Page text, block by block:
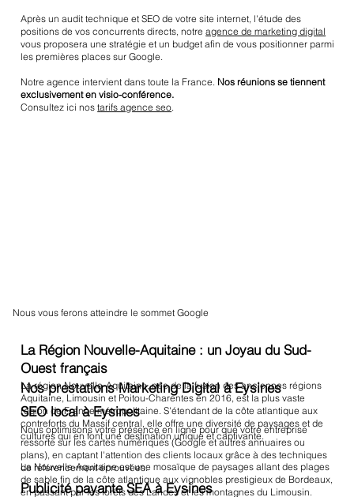
Après un audit technique et SEO de votre site internet, l'étude des
positions de vos concurrents directs, notreagence de marketing digital
vous proposera une stratégie et un budget afin de vous positionner parmi
les premières places sur Google.
Notre agence intervient dans toute la France. Nos réunions se tiennent
exclusivement en visio-conférence.
Consultez ici nostarifs agence seo
Nos prestations Marketing Digital à Eysines
SEO local à Eysines
Nous optimisons votre présence en ligne pour que votre entreprise
ressorte sur les cartes numériques (Google et autres annuaires ou
plans), en captant l'attention des clients locaux grâce à des techniques
de référencement éprouvées.
Publicité payante SEA à Eysines
Nous vous ferons atteindre le sommet Google
La Région Nouvelle-Aquitaine : un Joyau du Sud-
Ouest français
La région Nouvelle-Aquitaine, née de la fusion des anciennes régions
Aquitaine, Limousin et Poitou-Charentes en 2016, est la plus vaste
région de France métropolitaine. S'étendant de la côte atlantique aux
contreforts du Massif central, elle offre une diversité de paysages et de
cultures qui en font une destination unique et captivante.
La Nouvelle-Aquitaine est une mosaïque de paysages allant des plages
de sable fin de la côte atlantique aux vignobles prestigieux de Bordeaux,
en passant par les forêts des Landes et les montagnes du Limousin.